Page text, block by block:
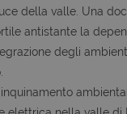
della valle. Una
antistante la
degli
inquinamento